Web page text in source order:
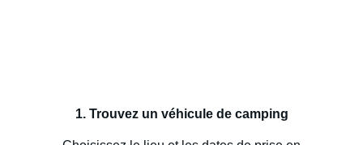
1. Trouvez un véhicule de camping